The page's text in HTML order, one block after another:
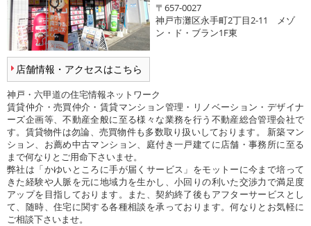
店舗情報・アクセスはこちら
〒657-0027
神戸市灘区永手町2丁目2-11 メゾ
ン・ド・ブラン1F東
神戸・六甲道の住宅情報ネットワーク
賃貸仲介・売買仲介・賃貸マンション管理・リノベーション・デザイナ
ーズ企画等、不動産全般に至る様々な業務を行う不動産総合管理会社で
す。賃貸物件は勿論、売買物件も多数取り扱いしております。 新築マン
ション、お薦め中古マンション、庭付き一戸建てに店舗・事務所に至る
まで何なりとご用命下さいませ。
弊社は「かゆいところに手が届くサービス」をモットーに今まで培って
きた経験や人脈を元に地域力を生かし、小回りの利いた交渉力で満足度
アップを目指しております。また、契約終了後もアフターサービスとし
て、随時、住宅に関する各種相談を承っております。何なりとお気軽に
ご相談下さいませ。